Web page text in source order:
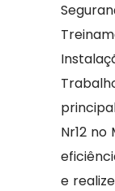
Nr12
e